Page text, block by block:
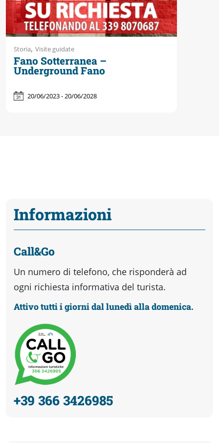
Storia, Visite guidate
Fano Sotterranea –
Underground Fano
20/06/2023 - 20/06/2028
Informazioni
Call&Go
Un numero di telefono, che risponderà ad
ogni richiesta informativa del turista.
Attivo tutti i giorni dal lunedì alla domenica.
+39 366 3426985